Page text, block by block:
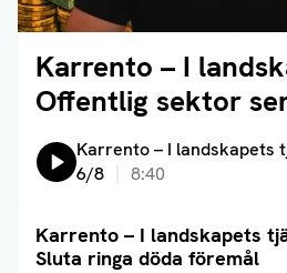
Karrento – I
Offentlig sektor
Läs artikel
Lyssna på:
Karrento – I landskapets
6/8
8:40
Karrento – I landskapets
Sluta ringa döda föremål
Läs artikel